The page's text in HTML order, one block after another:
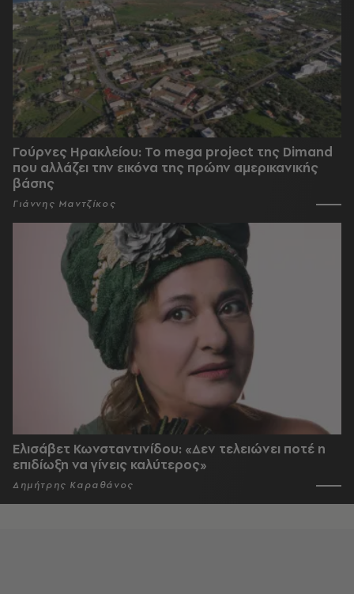
Γούρνες Ηρακλείου: To mega project της Dimand
που αλλάζει την εικόνα της πρώην αμερικανικής
βάσης
Γιάννης Μαντζίκος
Ελισάβετ Κωνσταντινίδου: «Δεν τελειώνει ποτέ η
επιδίωξη να γίνεις καλύτερος»
Δημήτρης Καραθάνος